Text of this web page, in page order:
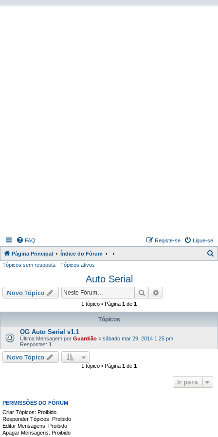
FAQ Ligue-se
Registe-se
Página Principal Índice do Fórum
i
Tópicos sem resposta Tópicos ativos
Auto Serial
Novo Tópico Pesquisar
1 tópico • Página 1 de 1
Tópicos
OG Auto Serial v1.1
Última Mensagem por Guardião « sábado mar 29, 2014 1:25 pm
Respostas: 1
Novo Tópico
1 tópico • Página 1 de 1
Ir para
PERMISSÕES DO FÓRUM
Criar Tópicos: Proibido
Responder Tópicos: Proibido
Editar Mensagens: Proibido
Apagar Mensagens: Proibido